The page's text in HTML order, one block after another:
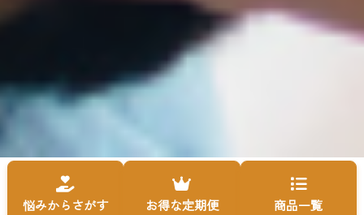
悩みからさがす お得な定期便 商品一覧